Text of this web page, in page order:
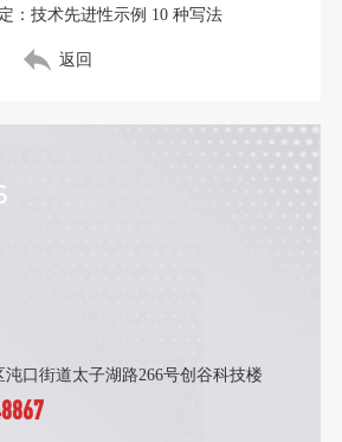
：技术先进性示例 10 种写法
返回
口街道太子湖路266号创谷科技楼